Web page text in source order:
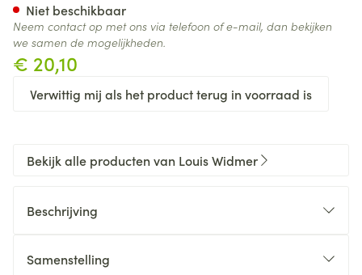
€ 20,10
Verwittig mij als het product terug in voorraad is
Niet beschikbaar
Neem contact op met ons via telefoon of e-mail, dan bekijken
we samen de mogelijkheden.
Bekijk alle producten van Louis Widmer
Beschrijving
Samenstelling